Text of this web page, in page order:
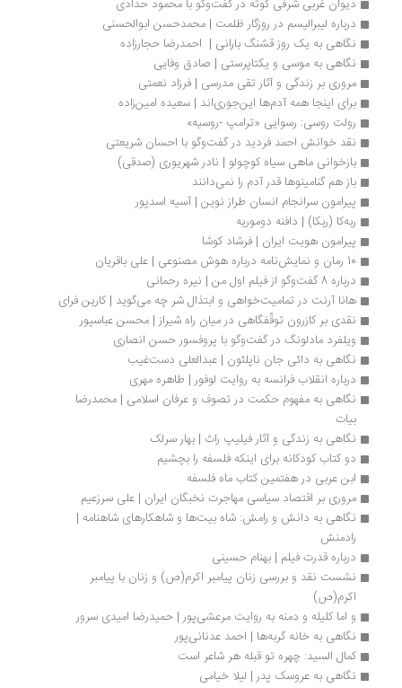
دیوان غربی شرقی گوته در گفت‌وگو با محمود حدادی
درباره لیبرالیسم در روزگار ظلمت | محمدحسن ابوالحسنی
نگاهی به یک روز قشنگ بارانی |  احمدرضا حجارزاده
نگاهی به موسی و یکتاپرستی | صادق وفایی
مروری بر زندگی و آثار تقی مدرسی | فرزاد نعمتی
برای اینجا همه آدم‌ها این‌جوری‌اند | سعیده امین‌زاده
رولت روسی: رسوایی «ترامپ -روسیه»
نقد خوانش احمد فردید در گفت‌وگو با احسان شریعتی
بازخوانی ماهی سیاه کوچولو | نادر شهریوری (صدقی)
باز هم گنامینوها قدر آدم را نمی‌دانند
پیرامون سرانجام انسان طراز نوین | آسیه اسدپور
ربه‌کا (ربکا) | دافنه دوموریه
پیرامون هویت ایران | فرشاد کوشا
درباره 8 گفت‌وگو از فیلم اول من | نیره رحمانی
هانا آرنت در تمامیت‌خواهی و ابتذال شر چه می‌گوید | کارین فرای
نقدی بر کازرون توقّفگاهی در میان راه شیراز | محسن عباسپور
ویلفرد مادلونگ در گفت‌وگو با پروفسور حسن انصاری
نگاهی به دائی جان ناپلئون | عبدالعلی دست‌غیب‌
درباره انقلاب فرانسه به روایت لوفور | طاهره مهری
نگاهی به مفهوم حکمت در تصوف و عرفان اسلامی | محمدرضا
نگاهی به زندگی و آثار فیلیپ راث | بهار سرلک
دو کتاب کودکانه برای اینکه فلسفه را بچشیم
ابن عربی در هفتمین کتاب ماه فلسفه
مروری بر اقتصاد سیاسی مهاجرت نخبگان ایران | علی سرزعیم
نگاهی به دانش و رامش: شاه بیت‌ها و شاهکارهای شاهنامه |
درباره قدرت فیلم | بهنام حسینی
نشست نقد و بررسی زنان پیامبر اکرم(ص) و زنان با پیامبر
اکرم(ص)
و اما کلیله و دمنه به روایت مرعشی‌پور | حمیدرضا امیدی سرور
نگاهی به خانه گربه‌ها | احمد عدنانی‌پور
کمال السید: چهره تو قبله هر شاعر است
نگاهی به عروسک پدر | لیلا خیامی